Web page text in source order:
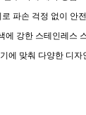
파손 걱정 없이 안
에 강한 스테인레스
에 맞춰 다양한 디